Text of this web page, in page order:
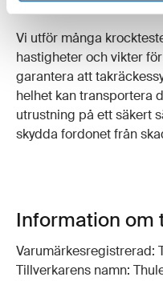
Vi utför många
hastigheter och vikter
garantera att
helhet kan transportera
utrustning på ett säkert
skydda fordonet från
Information om
Varumärkesregistrerad:
Tillverkarens namn: